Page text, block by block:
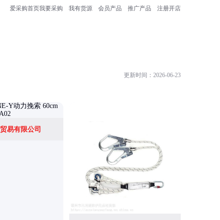
爱采购首页我要采购 我有货源 会员产品 推广产品 注册开店
更新时间：2026-06-23
易有限公司